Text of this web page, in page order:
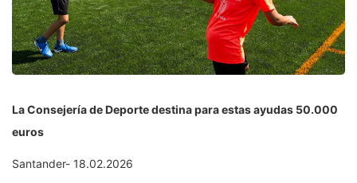
La Consejería de Deporte destina para estas ayudas 50.000
euros
Santander- 18.02.2026